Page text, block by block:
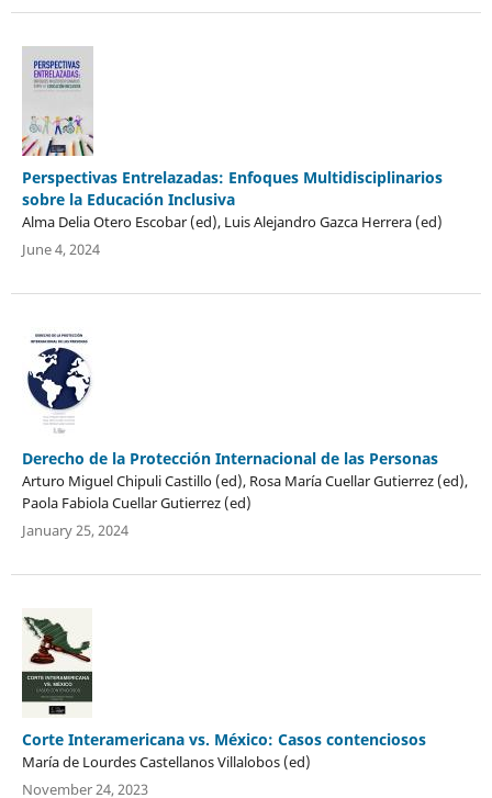
Perspectivas Entrelazadas: Enfoques Multidisciplinarios
sobre la Educación Inclusiva
Alma Delia Otero Escobar (ed), Luis Alejandro Gazca Herrera (ed)
June 4, 2024
Derecho de la Protección Internacional de las Personas
Arturo Miguel Chipuli Castillo (ed), Rosa María Cuellar Gutierrez (ed),
Paola Fabiola Cuellar Gutierrez (ed)
January 25, 2024
Corte Interamericana vs. México: Casos contenciosos
María de Lourdes Castellanos Villalobos (ed)
November 24, 2023